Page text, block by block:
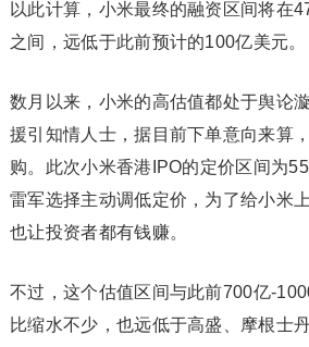
以此计算，小米最终的融资区间将在
之间，远低于此前预计的100亿美元。
数月以来，小米的高估值都处于舆论
援引知情人士，据目前下单意向来算
购。此次小米香港IPO的定价区间为
雷军选择主动调低定价，为了给小米
也让投资者都有钱赚。
不过，这个估值区间与此前700亿-
比缩水不少，也远低于高盛、摩根士